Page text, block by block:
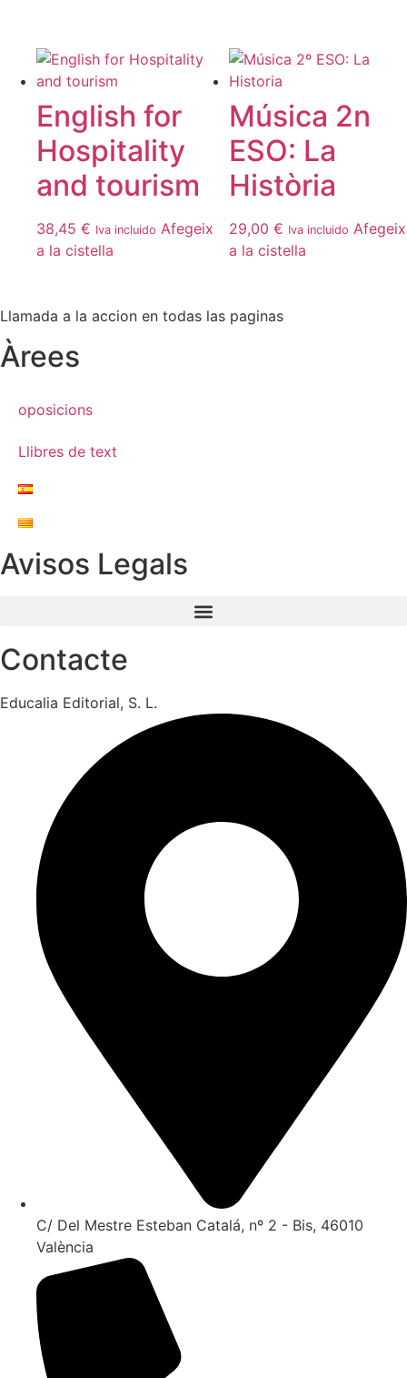
English for
Hospitality
and tourism
38,45 € Iva incluido Afegeix
a la cistella
Música 2n
ESO: La
Història
29,00€ Iva incluido Afegeix
a la cistella
Llamada a la accion en todas las paginas
Àrees
oposicions
Llibres de text
Avisos Legals
Contacte
Educalia Editorial, S. L.
C/ Del Mestre Esteban Catalá, nº 2 - Bis, 46010
València